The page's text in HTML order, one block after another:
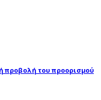
προβολή του προορισμού